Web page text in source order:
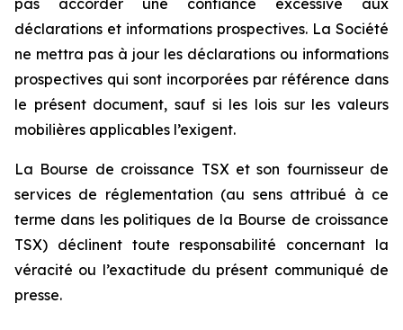
pas accorder une confiance excessive aux
déclarations et informations prospectives. La Société
ne mettra pas à jour les déclarations ou informations
prospectives qui sont incorporées par référence dans
le présent document, sauf si les lois sur les valeurs
mobilières applicables l’exigent.
La Bourse de croissance TSX et son fournisseur de
services de réglementation (au sens attribué à ce
terme dans les politiques de la Bourse de croissance
TSX) déclinent toute responsabilité concernant la
véracité ou l’exactitude du présent communiqué de
presse.